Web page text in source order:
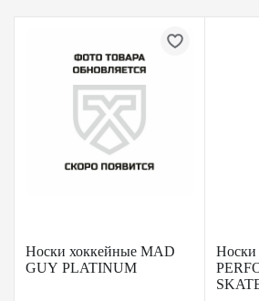
Носки хоккейные MAD
GUY PLATINUM
Носки